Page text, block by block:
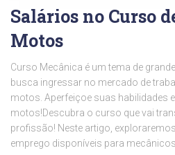
Salários no Curso
Motos
Curso Mecânica é um tema de
busca ingressar no mercado de
motos. Aperfeiçoe suas habilidades
motos!Descubra o curso que vai
profissão! Neste artigo,
emprego disponíveis para